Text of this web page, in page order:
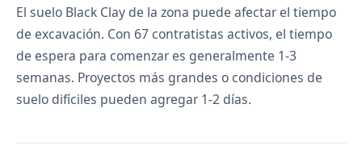
El suelo Black Clay de la zona puede afectar el tiempo
de excavación. Con 67 contratistas activos, el tiempo
de espera para comenzar es generalmente 1-3
semanas. Proyectos más grandes o condiciones de
suelo difíciles pueden agregar 1-2 días.